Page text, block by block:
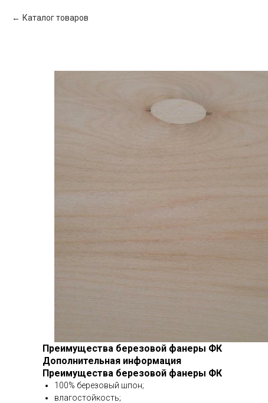
Каталог товаров
Преимущества березовой фанеры ФК
Дополнительная информация
Преимущества березовой фанеры ФК
100% березовый шпон;
влагостойкость;